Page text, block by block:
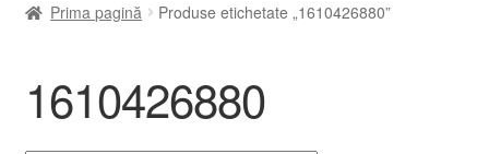
A lua legatura
Contul meu
Coș
Prima pagină Produse etichetate „1610426880”
1610426880